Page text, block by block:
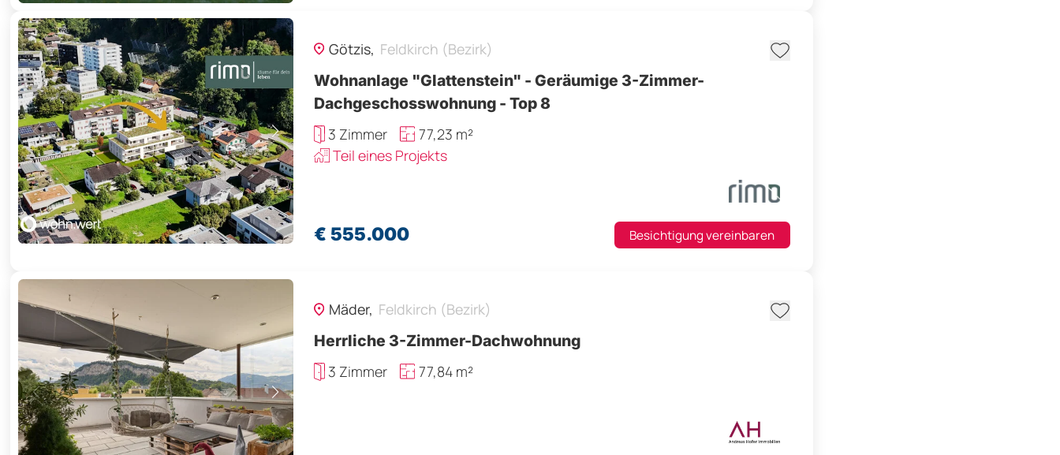
Götzis, Feldkirch (Bezirk)
Wohnanlage "Glattenstein" - Geräumige 3-Zimmer-
Dachgeschosswohnung - Top 8
3 Zimmer
77,23 m²
Teil eines Projekts
€ 555.000 Besichtigung vereinbaren
Mäder, Feldkirch (Bezirk)
Herrliche 3-Zimmer-Dachwohnung
3 Zimmer
77,84 m²